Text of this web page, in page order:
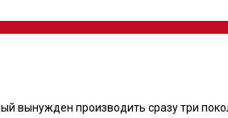
производить сразу три